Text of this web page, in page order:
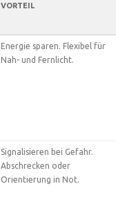
VORTEIL
Energie sparen. Flexibel für
Nah- und Fernlicht.
Signalisieren bei Gefahr.
Abschrecken oder
Orientierung in Not.